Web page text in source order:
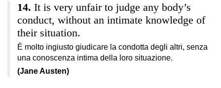
It is very unfair to judge any body’s
conduct, without an intimate knowledge of
their situation.
È molto ingiusto giudicare la condotta degli altri, senza
una conoscenza intima della loro situazione.
(Jane Austen)